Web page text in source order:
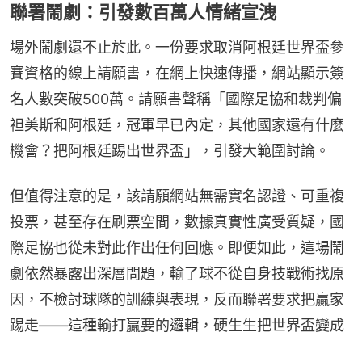
聯署鬧劇：引發數百萬人情緒宣洩
場外鬧劇還不止於此。一份要求取消阿根廷世界盃參
賽資格的線上請願書，在網上快速傳播，網站顯示簽
名人數突破500萬。請願書聲稱「國際足協和裁判偏
袒美斯和阿根廷，冠軍早已內定，其他國家還有什麼
機會？把阿根廷踢出世界盃」，引發大範圍討論。
但值得注意的是，該請願網站無需實名認證、可重複
投票，甚至存在刷票空間，數據真實性廣受質疑，國
際足協也從未對此作出任何回應。即便如此，這場鬧
劇依然暴露出深層問題，輸了球不從自身技戰術找原
因，不檢討球隊的訓練與表現，反而聯署要求把贏家
踢走——這種輸打贏要的邏輯，硬生生把世界盃變成